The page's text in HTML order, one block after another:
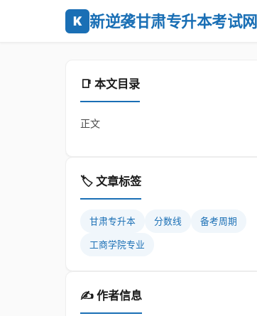
K 新逆袭甘肃专升本考试网
📑 本文目录
正文
🏷️ 文章标签
甘肃专升本 分数线 备考周期
工商学院专业
✍️ 作者信息